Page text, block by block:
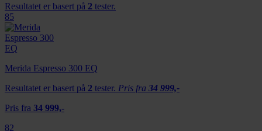
Resultatet er basert på 2 tester.
85
Merida Espresso 300 EQ
Resultatet er basert på 2 tester. Pris fra 34 999,-
Pris fra 34 999,-
82